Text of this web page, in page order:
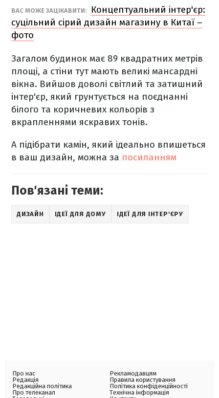
ВАС МОЖЕ ЗАЦІКАВИТИ:
Концептуальний інтер'єр:
суцільний сірий дизайн магазину в Китаї –
фото
Загалом будинок має 89 квадратних метрів
площі, а стіни тут мають великі мансардні
вікна. Вийшов доволі світлий та затишний
інтер'єр, який грунтується на поєднанні
білого та коричневих кольорів з
вкрапленнями яскравих тонів.
А підібрати камін, який ідеально впишеться
в ваш дизайн, можна за посиланням
Пов'язані теми:
ДИЗАЙН ІДЕЇ ДЛЯ ДОМУ ІДЕЇ ДЛЯ ІНТЕР'ЄРУ
Про нас
Редакція
Редакційна політика
Про телеканал
Рекламодавцям
Правила користування
Політика конфіденційності
Технічна інформація